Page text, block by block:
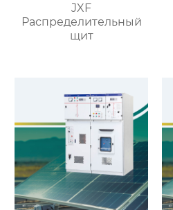
JXF
Распределительный
щит